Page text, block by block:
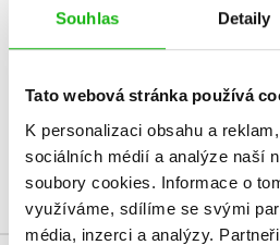
Souhlas Detaily
Tato webová stránka používá
K personalizaci obsahu a
sociálních médií a analýze naší
soubory cookies. Informace o
využíváme, sdílíme se svými
média, inzerci a analýzy.
V současné době nejsou vytvořena
Přihlásit